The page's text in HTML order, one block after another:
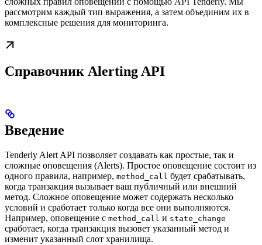
рассмотрим каждый тип выражения, а затем объединим их в
комплексные решения для мониторинга.
Справочник Alerting API
Введение
Tenderly Alert API позволяет создавать как простые, так и
сложные оповещения (Alerts). Простое оповещение состоит из
одного правила, например, method_call будет срабатывать,
когда транзакция вызывает ваш публичный или внешний
метод. Сложное оповещение может содержать несколько
условий и сработает только когда все они выполняются.
Например, оповещение с method_call и state_change
сработает, когда транзакция вызовет указанный метод и
изменит указанный слот хранилища.